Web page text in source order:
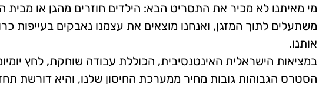
מי מאיתנו לא מכיר את התסריט הבא: הילדים חוזרים מהגן או
משתעלים לתוך המזגן, ואנחנו מוצאים את עצמנו נאבקים בעייפות
אותנו.
במציאות הישראלית האינטנסיבית, הכוללת עבודה שוחקת, לחץ
הסטרס הגבוהות גובות מחיר ממערכת החיסון שלנו, והיא דורשת